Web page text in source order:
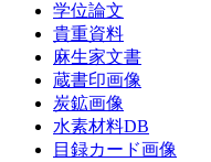
学位論文
貴重資料
麻生家文書
蔵書印画像
炭鉱画像
水素材料DB
目録カード画像